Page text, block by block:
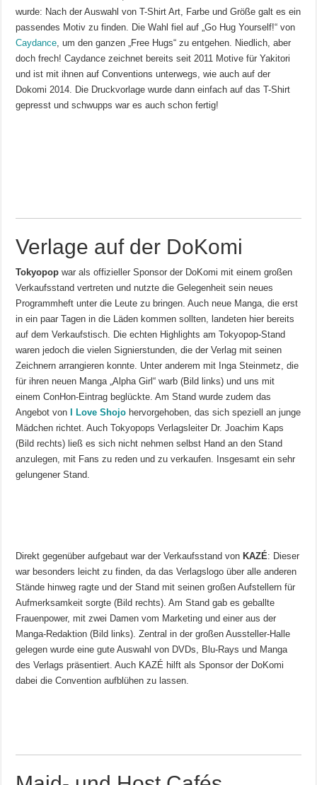
wurde: Nach der Auswahl von T-Shirt Art, Farbe und Größe galt es ein
passendes Motiv zu finden. Die Wahl fiel auf „Go Hug Yourself!“ von
Caydance, um den ganzen „Free Hugs“ zu entgehen. Niedlich, aber
doch frech! Caydance zeichnet bereits seit 2011 Motive für Yakitori
und ist mit ihnen auf Conventions unterwegs, wie auch auf der
Dokomi 2014. Die Druckvorlage wurde dann einfach auf das T-Shirt
gepresst und schwupps war es auch schon fertig!
Verlage auf der DoKomi
Tokyopop war als offizieller Sponsor der DoKomi mit einem großen
Verkaufsstand vertreten und nutzte die Gelegenheit sein neues
Programmheft unter die Leute zu bringen. Auch neue Manga, die erst
in ein paar Tagen in die Läden kommen sollten, landeten hier bereits
auf dem Verkaufstisch. Die echten Highlights am Tokyopop-Stand
waren jedoch die vielen Signierstunden, die der Verlag mit seinen
Zeichnern arrangieren konnte. Unter anderem mit Inga Steinmetz, die
für ihren neuen Manga „Alpha Girl“ warb (Bild links) und uns mit
einem ConHon-Eintrag beglückte. Am Stand wurde zudem das
Angebot von
I Love Shojo hervorgehoben, das sich speziell an junge
Mädchen richtet. Auch Tokyopops Verlagsleiter Dr. Joachim Kaps
(Bild rechts) ließ es sich nicht nehmen selbst Hand an den Stand
anzulegen, mit Fans zu reden und zu verkaufen. Insgesamt ein sehr
gelungener Stand.
Direkt gegenüber aufgebaut war der Verkaufsstand von KAZÉ: Dieser
war besonders leicht zu finden, da das Verlagslogo über alle anderen
Stände hinweg ragte und der Stand mit seinen großen Aufstellern für
Aufmerksamkeit sorgte (Bild rechts). Am Stand gab es geballte
Frauenpower, mit zwei Damen vom Marketing und einer aus der
Manga-Redaktion (Bild links). Zentral in der großen Aussteller-Halle
gelegen wurde eine gute Auswahl von DVDs, Blu-Rays und Manga
des Verlags präsentiert. Auch KAZÉ hilft als Sponsor der DoKomi
dabei die Convention aufblühen zu lassen.